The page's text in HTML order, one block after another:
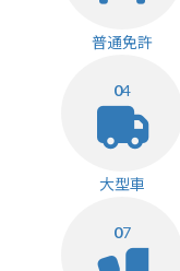
普通免許
04
大型車
07